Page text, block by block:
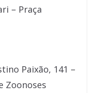
– Praça
Paixão, 141 –
Zoonoses